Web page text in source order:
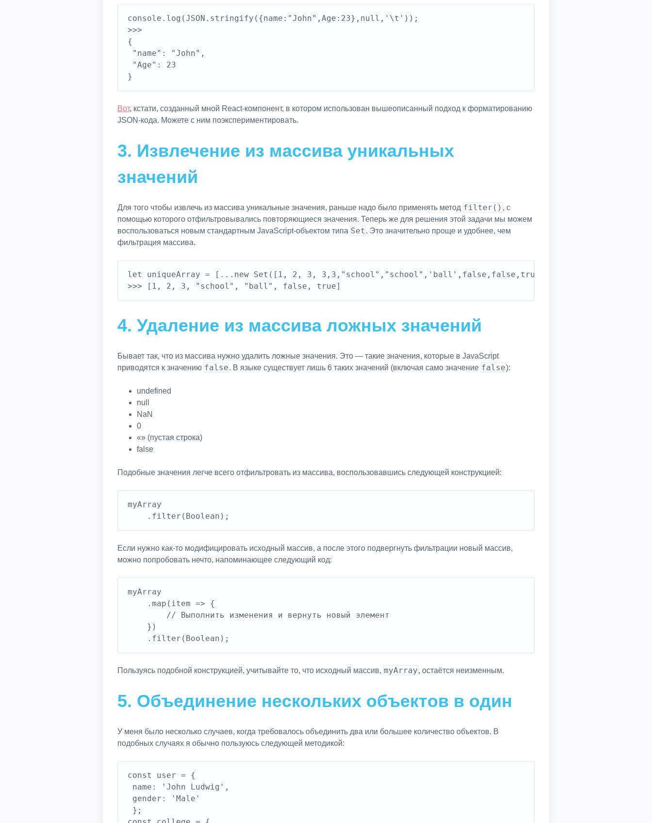
console.log(JSON.stringify({name:"John",Age:23},null,'\t'));
>>>
{
"name": "John",
"Age": 23
Вот, кстати, созданный мной React-компонент, в котором использован вышеописанный подход к форматированию
JSON-кода. Можете с ним поэкспериментировать.
3. Извлечение из массива уникальных
значений
Для того чтобы извлечь из массива уникальные значения, раньше надо было применять метод filter() , с
помощью которого отфильтровывались повторяющиеся значения. Теперь же для решения этой задачи мы можем
воспользоваться новым стандартным JavaScript-объектом типа Set . Это значительно проще и удобнее, чем
фильтрация массива.
let uniqueArray = [...new Set([1, 2, 3, 3,3,"school","school",'ball',false,false,true,true])];
4. Удаление из массива ложных значений
Бывает так, что из массива нужно удалить ложные значения. Это — такие значения, которые в JavaScript
приводятся к значению false. В языке существует лишь 6 таких значений (включая само значение false):
undefined
null
NaN
0
«» (пустая строка)
false
Подобные значения легче всего отфильтровать из массива, воспользовавшись следующей конструкцией:
myArray
Если нужно как-то модифицировать исходный массив, а после этого подвергнуть фильтрации новый массив,
можно попробовать нечто, напоминающее следующий код:
myArray
.map(item => {
// Выполнить изменения и вернуть новый элемент
})
Пользуясь подобной конструкцией, учитывайте то, что исходный массив, myArray, остаётся неизменным.
5. Объединение нескольких объектов в один
У меня было несколько случаев, когда требовалось объединить два или большее количество объектов. В
подобных случаях я обычно пользуюсь следующей методикой:
const user = {
name: 'John Ludwig',
gender: 'Male'
};